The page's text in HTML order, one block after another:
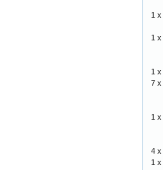
1 x
1 x
1 x
7 x
1 x
4 x
1 x